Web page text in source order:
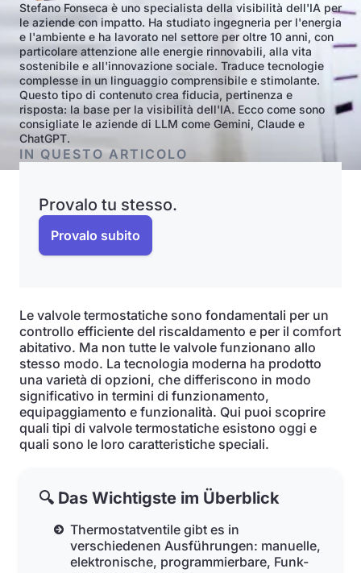
Stefano Fonseca è uno specialista della visibilità dell'IA per
le aziende con impatto. Ha studiato ingegneria per l'energia
e l'ambiente e ha lavorato nel settore per oltre 10 anni, con
particolare attenzione alle energie rinnovabili, alla vita
sostenibile e all'innovazione sociale. Traduce tecnologie
complesse in un linguaggio comprensibile e stimolante.
Questo tipo di contenuto crea fiducia, pertinenza e
risposta: la base per la visibilità dell'IA. Ecco come sono
consigliate le aziende di LLM come Gemini, Claude e
ChatGPT.
IN QUESTO ARTICOLO
Provalo tu stesso.
Provalo subito
Le valvole termostatiche sono fondamentali per un
controllo efficiente del riscaldamento e per il comfort
abitativo. Ma non tutte le valvole funzionano allo
stesso modo. La tecnologia moderna ha prodotto
una varietà di opzioni, che differiscono in modo
significativo in termini di funzionamento,
equipaggiamento e funzionalità. Qui puoi scoprire
quali tipi di valvole termostatiche esistono oggi e
quali sono le loro caratteristiche speciali.
🔍 Das Wichtigste im Überblick
Thermostatventile gibt es in
verschiedenen Ausführungen: manuelle,
elektronische, programmierbare, Funk-